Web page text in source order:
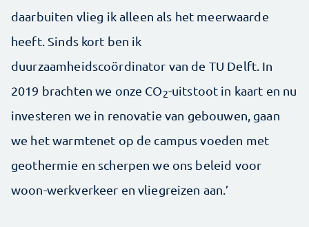
daarbuiten vlieg ik alleen als het meerwaarde
heeft. Sinds kort ben ik
duurzaamheidscoördinator van de TU Delft. In
2019 brachten we onze CO2-uitstoot in kaart en nu
investeren we in renovatie van gebouwen, gaan
we het warmtenet op de campus voeden met
geothermie en scherpen we ons beleid voor
woon-werkverkeer en vliegreizen aan.’